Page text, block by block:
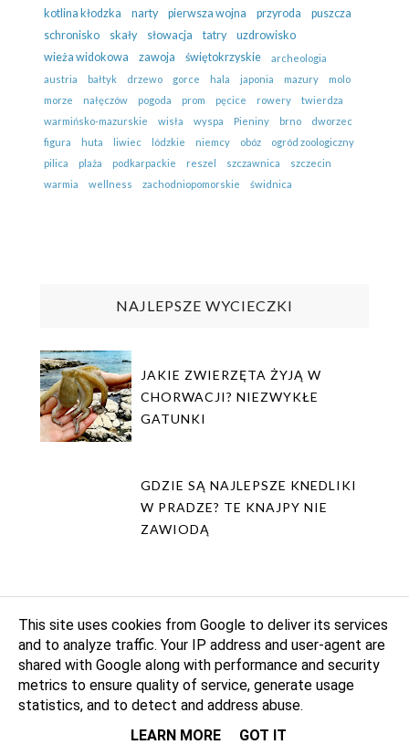
kotlina kłodzka
narty pierwsza wojna przyroda
puszcza
schronisko
skały słowacja tatry
uzdrowisko
wieża widokowa
zawoja świętokrzyskie
archeologia
austria
bałtyk drzewo gorce hala japonia mazury
molo
morze
nałęczów pogoda prom pęcice rowery
twierdza
warmińsko-mazurskie
wisła wyspa Pieniny brno
dworzec
figura
huta liwiec lódzkie niemcy obóz
ogród zoologiczny
pilica
plaża podkarpackie reszel szczawnica
szczecin
warmia
wellness zachodniopomorskie świdnica
NAJLEPSZE WYCIECZKI
JAKIE ZWIERZĘTA ŻYJĄ W
CHORWACJI? NIEZWYKŁE
GATUNKI
GDZIE SĄ NAJLEPSZE KNEDLIKI
W PRADZE? TE KNAJPY NIE
ZAWIODĄ
HISTORIA WYBITNEGO PISARZA
PRAGI? TO MUSISZ WIEDZIEĆ
This site uses cookies from Google to deliver its services
and to analyze traffic. Your IP address and user-agent are
shared with Google along with performance and security
metrics to ensure quality of service, generate usage
statistics, and to detect and address abuse.
LEARN MORE
GOT IT